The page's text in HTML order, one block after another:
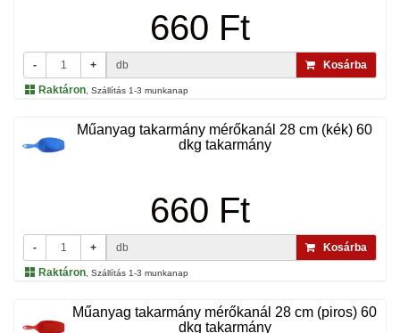
660 Ft
- + db
Kosárba
Raktáron , Szállítás 1-3 munkanap
Műanyag takarmány mérőkanál 28 cm (kék) 60
dkg takarmány
660 Ft
- + db
Kosárba
Raktáron , Szállítás 1-3 munkanap
Műanyag takarmány mérőkanál 28 cm (piros) 60
dkg takarmány